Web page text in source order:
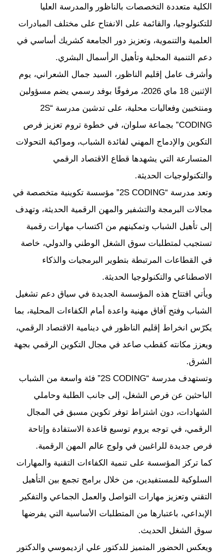
الكلية متعددة التخصصات بالناظور والمدرسة العليا
للتكنولوجيا، والقائمة على الانفتاح على مختلف المبادرات
العلمية والتنموية، وتعزيز دور الجامعة كشريك أساسي في
دعم التنمية المحلية وتأهيل الرأسمال البشري.
وأشرف عامل إقليم الناظور، السيد جمال الشعراني، يوم
الإثنين 18 ماي 2026، مرفوقًا بوفد رسمي يضم مسؤولين
ومنتخبين وفعاليات محلية، على تدشين مدرسة “2S
CODING” بجماعة سلوان، في خطوة تروم تعزيز فرص
التكوين والإدماج المهني لفائدة الشباب، ومواكبة التحولات
المتسارعة التي يشهدها قطاع الاقتصاد الرقمي
والتكنولوجيات الحديثة.
وتعد مدرسة “2S CODING” مؤسسة تكوينية متخصصة في
مجالات البرمجة والتشفير والمهن الرقمية الحديثة، وتهدف
إلى تأهيل الشباب وتمكينهم من اكتساب مهارات رقمية
تستجيب لمتطلبات سوق الشغل الوطني والدولي، خاصة
في القطاعات المرتبطة بتطوير البرمجيات والذكاء
الاصطناعي والتكنولوجيا الحديثة.
ويأتي افتتاح هذه المؤسسة الجديدة في سياق دعم تشغيل
الشباب وفتح آفاق مهنية واعدة أمام الكفاءات المحلية، بما
يكرّس انخراط إقليم الناظور في دينامية الاقتصاد الرقمي،
ويعزز مكانته كقطب صاعد في مجال التكوين الرقمي بجهة
الشرق.
وتستهدف مدرسة “2S CODING” فئة واسعة من الشباب
الباحثين عن فرص الشغل، إلى جانب الطلبة وحاملي
الشهادات، دون اشتراط توفر تكوين مسبق في المجال
الرقمي، في توجه يروم توسيع قاعدة الاستفادة وإتاحة
فرص جديدة للراغبين في ولوج عالم المهن الرقمية.
كما تركز المؤسسة على تنمية الكفاءات التقنية والمهارات
السلوكية للمستفيدين، من خلال برامج تجمع بين التأهيل
التقني وتعزيز مهارات التواصل والعمل الجماعي والتفكير
الإبداعي، باعتبارها من المتطلبات الأساسية التي يفرضها
سوق الشغل الحديث.
ويعكس الحضور المتميز للدكتور علي ازديموسي والدكتور